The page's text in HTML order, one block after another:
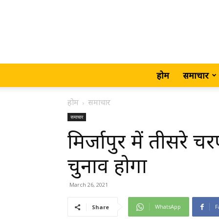
होम समाचार
होम समाचार
समाचार
मिर्जापुर में तीसरे
चुनाव होगा
March 26, 2021
Share WhatsApp